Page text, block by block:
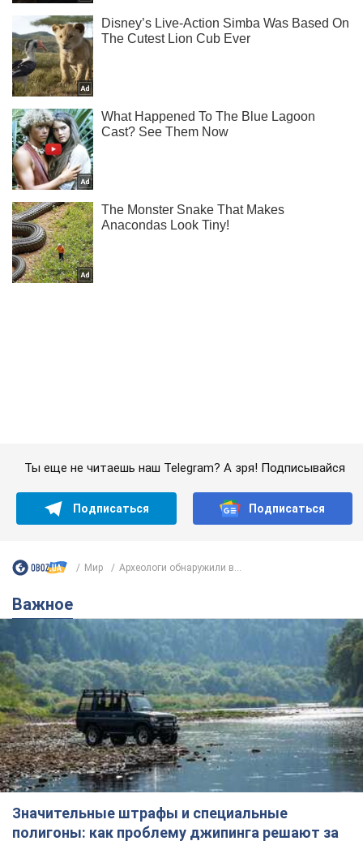
Значительные штрафы и специальные
полигоны: как проблему джипинга решают за
границей
Украине не помешает взять пример со стран Европы
8.08.2026 05:10 2,7 т.
В Прикарпатье после аномальной
жары прошел сильный ливень:
дороги превратились в реки. Видео